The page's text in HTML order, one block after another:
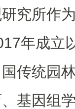
究所作
年成立
传统园
基因组